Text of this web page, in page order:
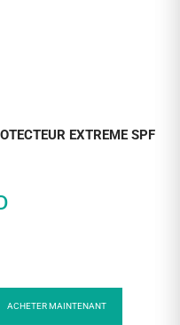
EXTREME SPF
ACHETER MAINTENANT